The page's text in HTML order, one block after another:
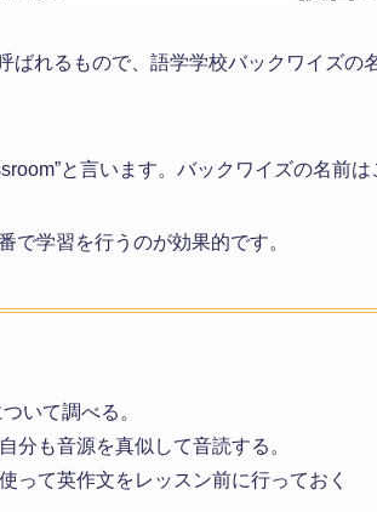
ばれるもので、語学学校バックワイズの
と言います。バックワイズの名前は
で学習を行うのが効果的です。
いて調べる。
分も音源を真似して音読する。
って英作文をレッスン前に行っておく